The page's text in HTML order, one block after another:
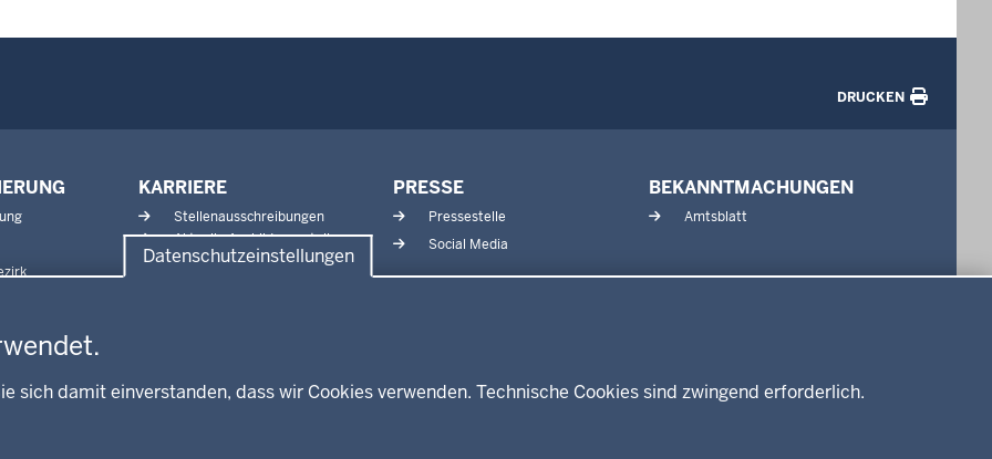
Datenschutzeinstellungen
damit einverstanden, dass wir Cookies verwenden. Technische Cookies sind zwingend erforderlich.
DRUCKEN
KARRIERE
Stellenausschreibungen
Aktuelle Ausbildungsstellen
und Praktika
PRESSE
Pressestelle
Social Media
BEKANNTMACHUNGEN
Amtsblatt